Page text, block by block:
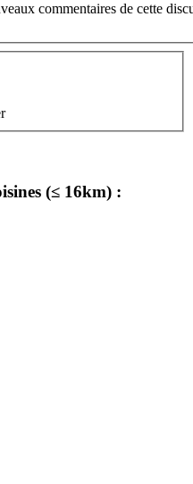
commentaires de cette
(≤ 16km) :